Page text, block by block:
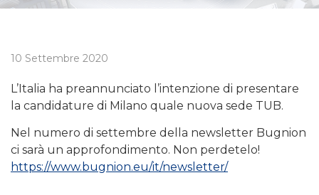
10 Settembre 2020
L’Italia ha preannunciato l’intenzione di presentare
la candidature di Milano quale nuova sede TUB.
Nel numero di settembre della newsletter Bugnion
ci sarà un approfondimento. Non perdetelo!
https://www.bugnion.eu/it/newsletter/